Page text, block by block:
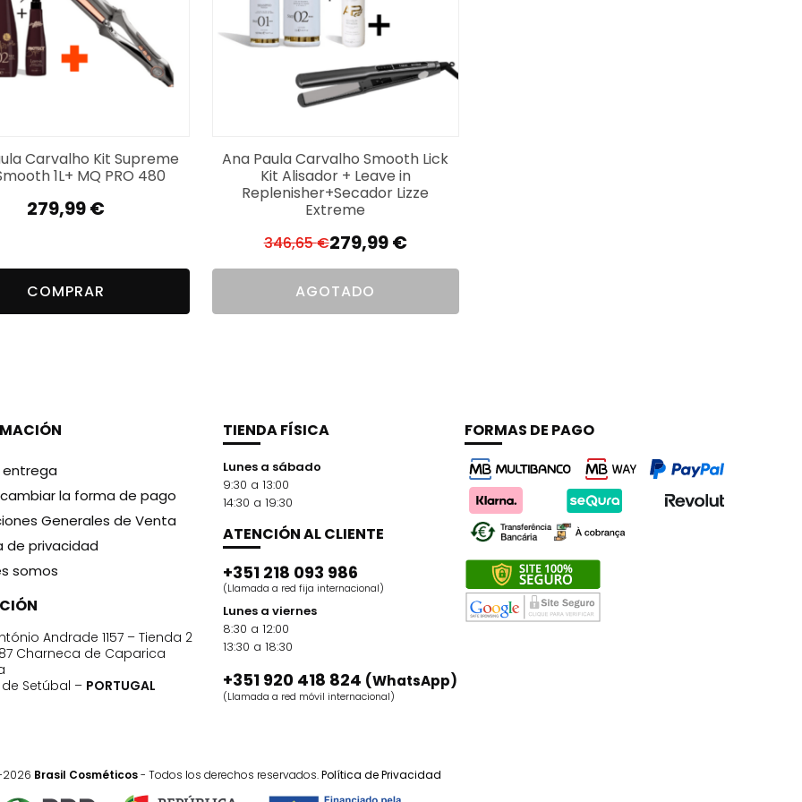
muñeca y la mano;
Carvalho Kit Supreme
1L+ MQ PRO 480
279,99€
COMPRAR
Ana Paula Carvalho Smooth Lick
Kit Alisador + Leave in
Replenisher+Secador Lizze
Extreme
346,65€ El
precio
original
era:
279,99€
El
precio
actual
es:
AGOTADO
entrega
la forma de pago
Generales de Venta
de privacidad
somos
Andrade 1157 – Tienda 2
Charneca de Caparica
Setúbal – PORTUGAL
TIENDA FÍSICA
Lunes a sábado
9:30 a 13:00
14:30 a 19:30
ATENCIÓN AL CLIENTE
+351 218 093 986
(Llamada a red fija internacional)
Lunes a viernes
8:30 a 12:00
13:30 a 18:30
+351 920 418 824 (WhatsApp)
(Llamada a red móvil internacional)
FORMAS DE PAGO
2026 Brasil Cosméticos- Todos los derechos reservados.Política de Privacidad